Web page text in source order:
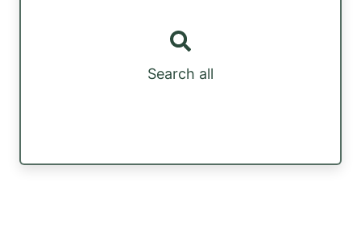
Search all